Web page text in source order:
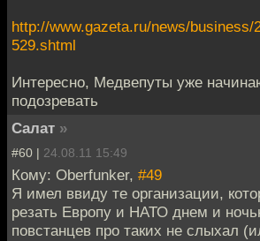
http://www.gazeta.ru/news/business/
529.shtml
Интересно, Медвепуты уже
подозревать
Салат »
#60 | 24.08.11 15:49
Кому: Oberfunker, #49
Я имел ввиду те организации,
резать Европу и НАТО днем и
повстанцев про таких не слыхал